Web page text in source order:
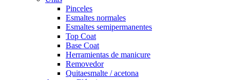
Pinceles
Esmaltes normales
Esmaltes semipermanentes
Top Coat
Base Coat
Herramientas de manicure
Removedor
Quitaesmalte / acetona